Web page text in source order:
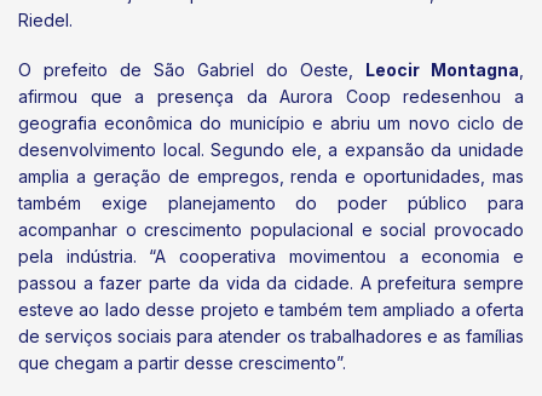
Riedel.
O prefeito de São Gabriel do Oeste, Leocir Montagna
afirmou que a presença da Aurora Coop redesenhou a
geografia econômica do município e abriu um novo ciclo de
desenvolvimento local. Segundo ele, a expansão da unidade
amplia a geração de empregos, renda e oportunidades, mas
também exige planejamento do poder público para
acompanhar o crescimento populacional e social provocado
pela indústria. “A cooperativa movimentou a economia e
passou a fazer parte da vida da cidade. A prefeitura sempre
esteve ao lado desse projeto e também tem ampliado a oferta
de serviços sociais para atender os trabalhadores e as famílias
que chegam a partir desse crescimento”.